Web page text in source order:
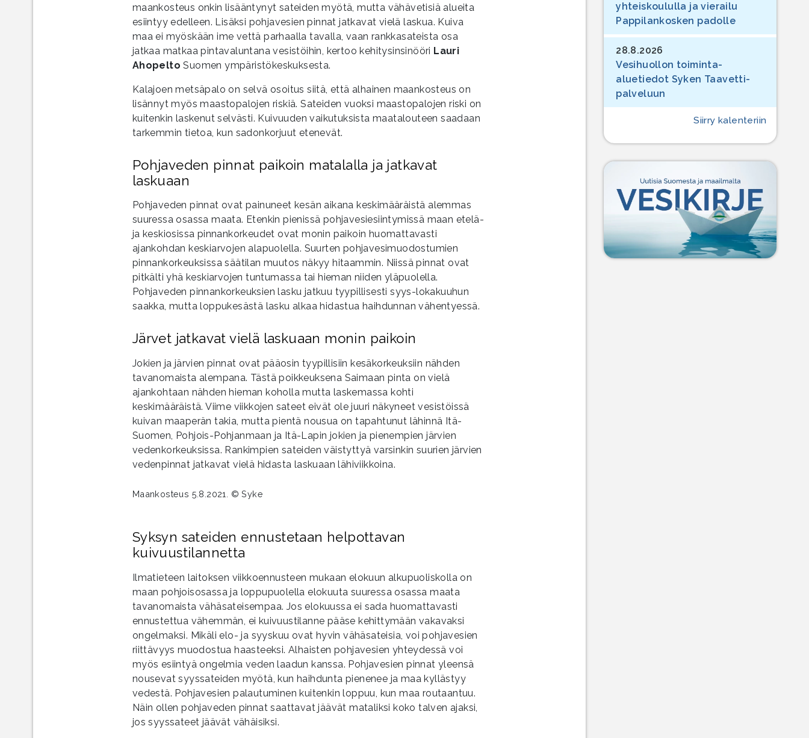
maankosteus onkin lisääntynyt sateiden myötä, mutta vähävetisiä alueita
esiintyy edelleen. Lisäksi pohjavesien pinnat jatkavat vielä laskua. Kuiva
maa ei myöskään ime vettä parhaalla tavalla, vaan rankkasateista osa
jatkaa matkaa pintavaluntana vesistöihin, kertoo kehitysinsinööri Lauri
Ahopelto Suomen ympäristökeskuksesta.
Kalajoen metsäpalo on selvä osoitus siitä, että alhainen maankosteus on
lisännyt myös maastopalojen riskiä. Sateiden vuoksi maastopalojen riski on
kuitenkin laskenut selvästi. Kuivuuden vaikutuksista maatalouteen saadaan
tarkemmin tietoa, kun sadonkorjuut etenevät.
Pohjaveden pinnat paikoin matalalla ja jatkavat
laskuaan
Pohjaveden pinnat ovat painuneet kesän aikana keskimääräistä alemmas
suuressa osassa maata. Etenkin pienissä pohjavesiesiintymissä maan etelä-
ja keskiosissa pinnankorkeudet ovat monin paikoin huomattavasti
ajankohdan keskiarvojen alapuolella. Suurten pohjavesimuodostumien
pinnankorkeuksissa säätilan muutos näkyy hitaammin. Niissä pinnat ovat
pitkälti yhä keskiarvojen tuntumassa tai hieman niiden yläpuolella.
Pohjaveden pinnankorkeuksien lasku jatkuu tyypillisesti syys-lokakuuhun
saakka, mutta loppukesästä lasku alkaa hidastua haihdunnan vähentyessä.
Järvet jatkavat vielä laskuaan monin paikoin
Jokien ja järvien pinnat ovat pääosin tyypillisiin kesäkorkeuksiin nähden
tavanomaista alempana. Tästä poikkeuksena Saimaan pinta on vielä
ajankohtaan nähden hieman koholla mutta laskemassa kohti
keskimääräistä. Viime viikkojen sateet eivät ole juuri näkyneet vesistöissä
kuivan maaperän takia, mutta pientä nousua on tapahtunut lähinnä Itä-
Suomen, Pohjois-Pohjanmaan ja Itä-Lapin jokien ja pienempien järvien
vedenkorkeuksissa. Rankimpien sateiden väistyttyä varsinkin suurien järvien
vedenpinnat jatkavat vielä hidasta laskuaan lähiviikkoina.
Maankosteus 5.8.2021. © Syke
Syksyn sateiden ennustetaan helpottavan
kuivuustilannetta
Ilmatieteen laitoksen viikkoennusteen mukaan elokuun alkupuoliskolla on
maan pohjoisosassa ja loppupuolella elokuuta suuressa osassa maata
tavanomaista vähäsateisempaa. Jos elokuussa ei sada huomattavasti
ennustettua vähemmän, ei kuivuustilanne pääse kehittymään vakavaksi
ongelmaksi. Mikäli elo- ja syyskuu ovat hyvin vähäsateisia, voi pohjavesien
riittävyys muodostua haasteeksi. Alhaisten pohjavesien yhteydessä voi
myös esiintyä ongelmia veden laadun kanssa. Pohjavesien pinnat yleensä
nousevat syyssateiden myötä, kun haihdunta pienenee ja maa kyllästyy
vedestä. Pohjavesien palautuminen kuitenkin loppuu, kun maa routaantuu.
Näin ollen pohjaveden pinnat saattavat jäävät mataliksi koko talven ajaksi,
jos syyssateet jäävät vähäisiksi.
yhteiskoululla ja vierailu
Pappilankosken padolle
28.8.2026
Vesihuollon toiminta-
aluetiedot Syken Taavetti-
palveluun
Siirry kalenteriin